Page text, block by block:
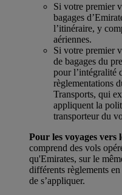
Si votre premier
bagages
l’itinéraire, y
aériennes.
Si votre premier
de bagages du
pour l’intégralité
règlementations
Transports, qui
appliquent la
transporteur du
Pour les voyages vers
comprend des vols
qu'Emirates, sur le
différents règlements
de s’appliquer.